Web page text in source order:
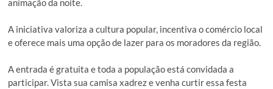
animação da noite.
A iniciativa valoriza a cultura popular, incentiva o comércio local
e oferece mais uma opção de lazer para os moradores da região.
A entrada é gratuita e toda a população está convidada a
participar. Vista sua camisa xadrez e venha curtir essa festa